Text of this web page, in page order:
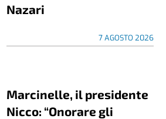
Nazari
7 AGOSTO 2026
Marcinelle, il presidente
Nicco: “Onorare gli